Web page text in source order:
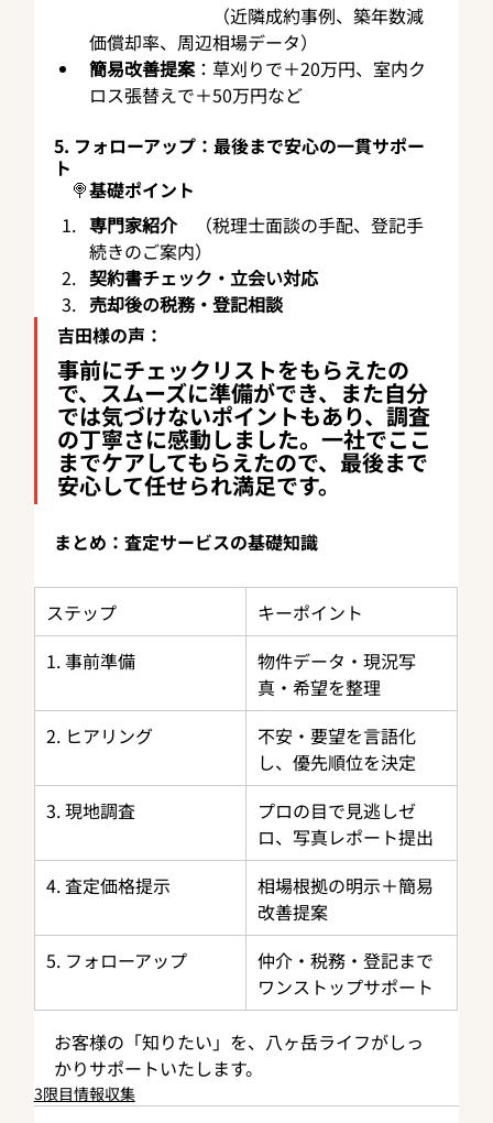
（近隣成約事例、築年数減
価償却率、周辺相場データ）
簡易改善提案：草刈りで＋20万円、室内ク
ロス張替えで＋50万円など
5. フォローアップ：最後まで安心の一貫サポー
ト
🍭基礎ポイント
専門家紹介 （税理士面談の手配、登記手
続きのご案内）
契約書チェック・立会い対応
売却後の税務・登記相談
吉田様の声 ：
事前にチェックリストをもらえたの
で、スムーズに準備ができ、また自分
では気づけないポイントもあり、調査
の丁寧さに感動しました。一社でここ
までケアしてもらえたので、最後まで
安心して任せられ満足です。
まとめ：査定サービスの基礎知識
ステップ
キーポイント
1. 事前準備
物件データ・現況写
真・希望を整理
2. ヒアリング
不安・要望を言語化
し、優先順位を決定
3. 現地調査
プロの目で見逃しゼ
ロ、写真レポート提出
4. 査定価格提示
相場根拠の明示＋簡易
改善提案
5. フォローアップ
仲介・税務・登記まで
ワンストップサポート
お客様の「知りたい」を、八ヶ岳ライフがしっ
かりサポートいたします。
3限目情報収集